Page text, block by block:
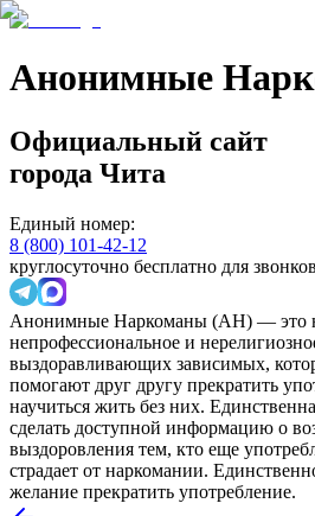
Анонимные
Официальный сайт
города Чита
Единый номер:
8 (800) 101-42-12
круглосуточно бесплатно для
Анонимные Наркоманы (АН) — это
непрофессиональное и
выздоравливающих зависимых,
помогают друг другу прекратить
научиться жить без них.
сделать доступной информацию о
выздоровления тем, кто еще
страдает от наркомании.
желание прекратить употребление.